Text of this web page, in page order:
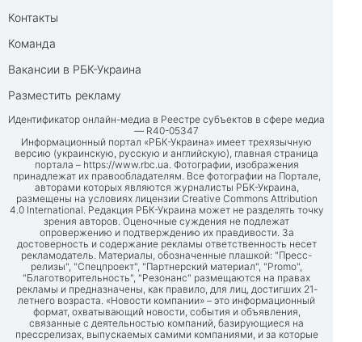
Контакты
Команда
Вакансии в РБК-Украина
Разместить рекламу
Идентификатор онлайн-медиа в Реестре субъектов в сфере медиа
— R40-05347
Информационный портал «РБК-Украина» имеет трехязычную
версию (украинскую, русскую и английскую), главная страница
портала – https://www.rbc.ua. Фотографии, изображения
принадлежат их правообладателям. Все фотографии на Портале,
авторами которых являются журналисты РБК-Украина,
размещены на условиях лицензии Creative Commons Attribution
4.0 International. Редакция РБК-Украина может не разделять точку
зрения авторов. Оценочные суждения не подлежат
опровержению и подтверждению их правдивости. За
достоверность и содержание рекламы ответственность несет
рекламодатель. Материалы, обозначенные плашкой: "Пресс-
релизы", "Спецпроект", "Партнерский материал", "Promo",
"Благотворительность", "Резонанс" размещаются на правах
рекламы и предназначены, как правило, для лиц, достигших 21-
летнего возраста. «Новости компании» – это информационный
формат, охватывающий новости, события и объявления,
связанные с деятельностью компаний, базирующиеся на
прессрелизах, выпускаемых самими компаниями, и за которые